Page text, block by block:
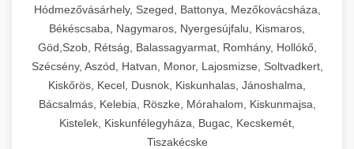
Hódmezővásárhely, Szeged, Battonya, Mezőkovácsháza,
Békéscsaba, Nagymaros, Nyergesújfalu, Kismaros,
Göd,Szob, Rétság, Balassagyarmat, Romhány, Hollókő,
Szécsény, Aszód, Hatvan, Monor, Lajosmizse, Soltvadkert,
Kiskőrös, Kecel, Dusnok, Kiskunhalas, Jánoshalma,
Bácsalmás, Kelebia, Röszke, Mórahalom, Kiskunmajsa,
Kistelek, Kiskunfélegyháza, Bugac, Kecskemét,
Tiszakécske